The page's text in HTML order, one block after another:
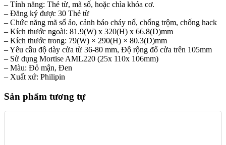
– Tính năng: Thẻ từ, mã số, hoặc chìa khóa cơ.
– Đăng ký được 30 Thẻ từ
– Chức năng mã số ảo, cảnh báo cháy nổ, chống trộm, chống hack
– Kích thước ngoài: 81.9(W) x 320(H) x 66.8(D)mm
– Kích thước trong: 79(W) × 290(H) × 80.3(D)mm
– Yêu cầu độ dày cửa từ 36-80 mm, Độ rộng đố cửa trên 105mm
– Sử dụng Mortise AML220 (25x 110x 106mm)
– Màu: Đỏ mận, Đen
– Xuất xứ: Philipin
Sản phẩm tương tự